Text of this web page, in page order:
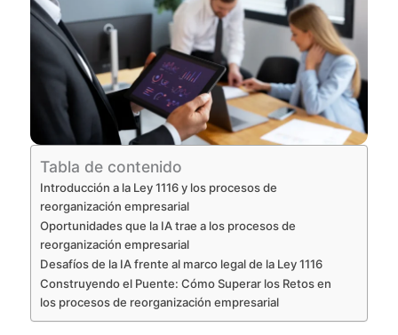
Tabla de contenido
Introducción a la Ley 1116 y los procesos de
reorganización empresarial
Oportunidades que la IA trae a los procesos de
reorganización empresarial
Desafíos de la IA frente al marco legal de la Ley 1116
Construyendo el Puente: Cómo Superar los Retos en
los procesos de reorganización empresarial